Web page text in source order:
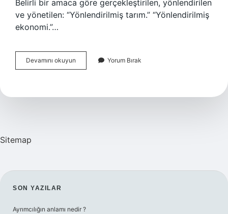
Belirli bir amaca göre gerçekleştirilen, yönlendirilen
ve yönetilen: “Yönlendirilmiş tarım.” “Yönlendirilmiş
ekonomi.”…
Devamını okuyun
Kelimesinin
Yorum Bırak
Sitemap
SIDEBAR
SON YAZILAR
Ayrımcılığın anlamı nedir ?